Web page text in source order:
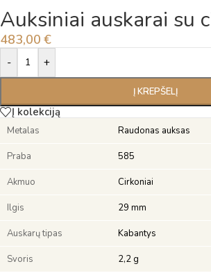
Auksiniai auskarai su
483,00 €
- +
Į KREPŠELĮ
Alternative:
Į kolekciją
Metalas Raudonas auksas
Praba 585
Akmuo Cirkoniai
Ilgis 29 mm
Auskarų tipas Kabantys
Svoris 2,2 g